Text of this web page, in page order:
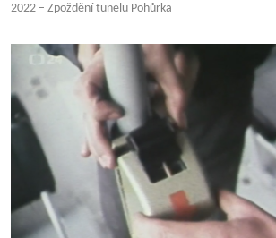
2022 – Zpoždění tunelu Pohůrka